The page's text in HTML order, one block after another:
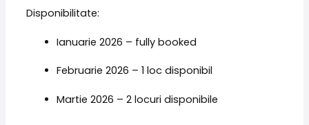
Disponibilitate:
Ianuarie 2026 – fully booked
Februarie 2026 – 1 loc disponibil
Martie 2026 – 2 locuri disponibile